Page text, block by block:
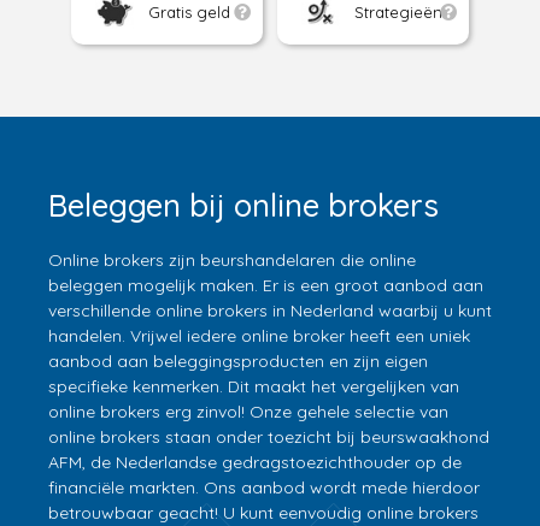
Gratis geld Strategieën
Beleggen bij online brokers
Online brokers zijn beurshandelaren die online
beleggen mogelijk maken. Er is een groot aanbod aan
verschillende online brokers in Nederland waarbij u kunt
handelen. Vrijwel iedere online broker heeft een uniek
aanbod aan beleggingsproducten en zijn eigen
specifieke kenmerken. Dit maakt het vergelijken van
online brokers erg zinvol! Onze gehele selectie van
online brokers staan onder toezicht bij beurswaakhond
AFM, de Nederlandse gedragstoezichthouder op de
financiële markten. Ons aanbod wordt mede hierdoor
betrouwbaar geacht! U kunt eenvoudig online brokers